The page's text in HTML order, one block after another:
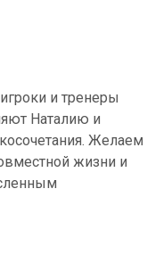
и тренеры
Наталию и
Желаем
жизни и